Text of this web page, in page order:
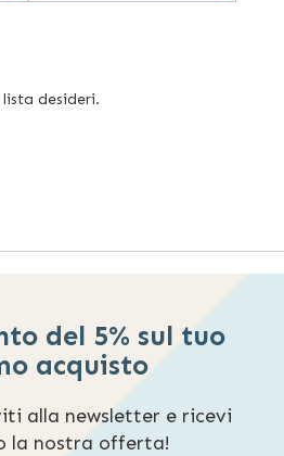
desideri.
del 5% sul tuo
acquisto
alla newsletter e ricevi
la nostra offerta!